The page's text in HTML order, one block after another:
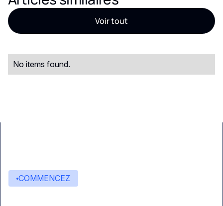
Voir tout
No items found.
COMMENCEZ